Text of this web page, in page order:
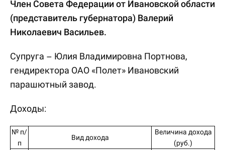
Член Совета Федерации от Ивановской области
(представитель губернатора) Валерий
Николаевич Васильев.
Супруга – Юлия Владимировна Портнова,
гендиректора ОАО «Полет» Ивановский
парашютный завод.
Доходы:
№ п/
п
Вид дохода
Величина дохода
(руб.)